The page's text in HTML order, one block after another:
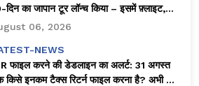
दिन का जापान टूर लॉन्च किया – इसमें फ़्लाइट,
और बहुत कुछ शामिल है!
06, 2026
NEWS
फाइल करने की डेडलाइन का अलर्ट: 31 अगस्त
किसे इनकम टैक्स रिटर्न फाइल करना है? अभी चेक